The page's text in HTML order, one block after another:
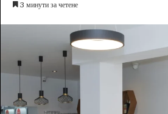
d
a
3 минути за четене